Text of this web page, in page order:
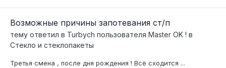
Возможные причины запотевания ст/п
тему ответил в Turbych пользователя Master OK ! в
Стекло и стеклопакеты
Третья смена , после дня рождения ! Всё сходится ...